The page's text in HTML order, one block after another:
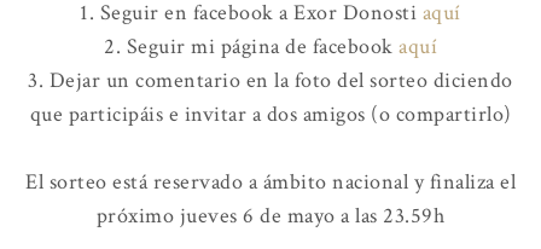
1. Seguir en facebook a Exor Donosti aquí
2. Seguir mi página de facebook aquí
3. Dejar un comentario en la foto del sorteo diciendo
que participáis e invitar a dos amigos (o compartirlo)
El sorteo está reservado a ámbito nacional y finaliza el
próximo jueves 6 de mayo a las 23.59h